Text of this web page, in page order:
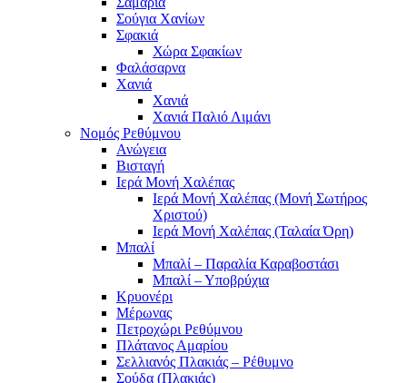
Σούγια Χανίων
Σφακιά
Χώρα Σφακίων
Φαλάσαρνα
Χανιά
Χανιά
Χανιά Παλιό Λιμάνι
Νομός Ρεθύμνου
Ανώγεια
Βισταγή
Ιερά Μονή Χαλέπας
Ιερά Μονή Χαλέπας (Μονή Σωτήρος
Χριστού)
Ιερά Μονή Χαλέπας (Ταλαία Όρη)
Μπαλί
Μπαλί – Παραλία Καραβοστάσι
Μπαλί – Υποβρύχια
Κρυονέρι
Μέρωνας
Πετροχώρι Ρεθύμνου
Πλάτανος Αμαρίου
Σελλιανός Πλακιάς – Ρέθυμνο
Σούδα (Πλακιάς)